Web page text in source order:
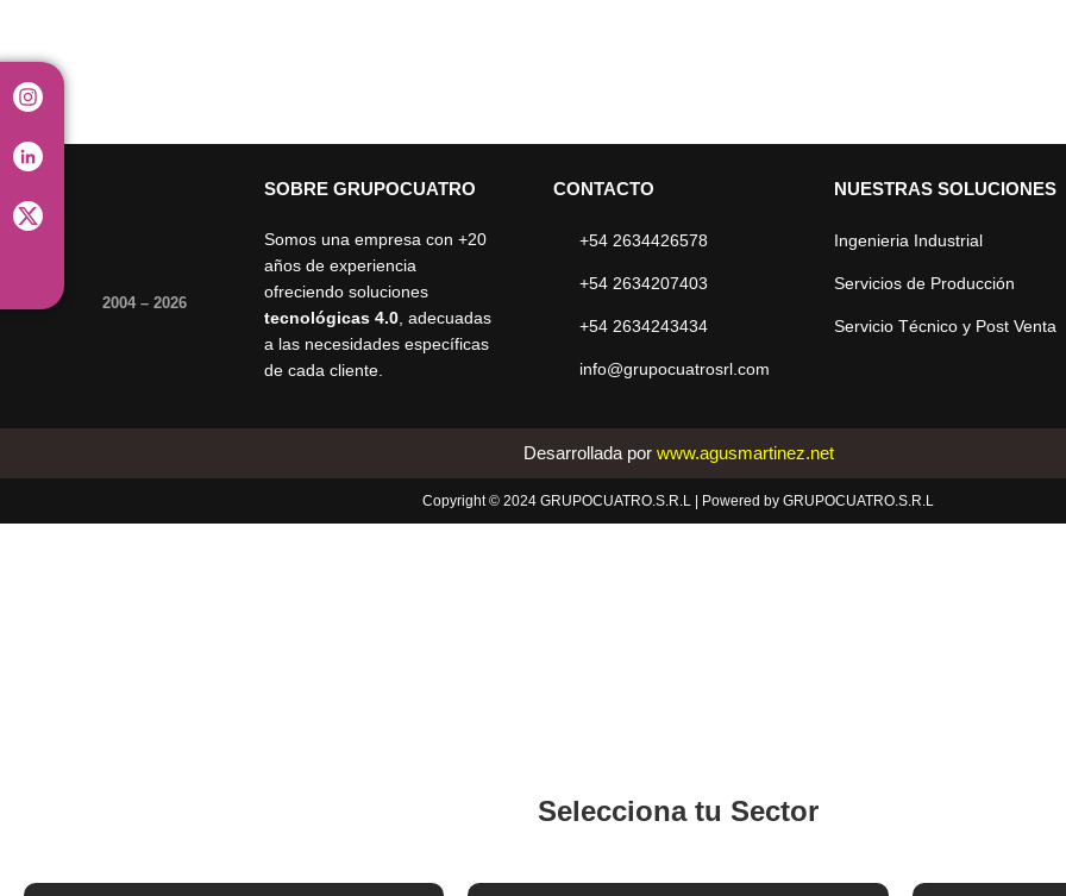
2004 – 2026
SOBRE GRUPOCUATRO
Somos una empresa con +20
años de experiencia
ofreciendo soluciones
tecnológicas 4.0, adecuadas
a las necesidades específicas
de cada cliente.
CONTACTO
+54 2634426578
+54 2634207403
+54 2634243434
info@grupocuatrosrl.com
NUESTRAS SOLUCIONES
Ingenieria Industrial
Servicios de Producción
Servicio Técnico y Post Venta
Desarrollada por www.agusmartinez.net
Copyright © 2024 GRUPOCUATRO.S.R.L | Powered by GRUPOCUATRO.S.R.L
Selecciona tu Sector